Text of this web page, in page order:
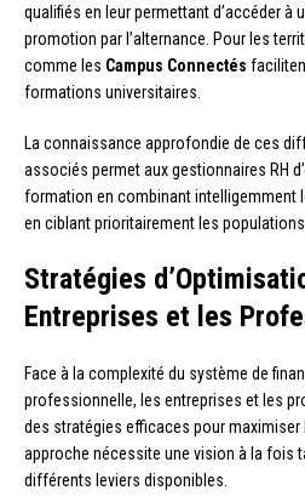
qualifiés en leur permettant d’accéder à
promotion par l’alternance. Pour les
comme les Campus Connectés
formations universitaires.
La connaissance approfondie de ces
associés permet aux gestionnaires RH
formation en combinant
en ciblant prioritairement les
Stratégies
Entreprises et les
Face à la complexité du système de
professionnelle, les entreprises et les
des stratégies efficaces pour maximiser
approche nécessite une vision à la fois
différents leviers disponibles.